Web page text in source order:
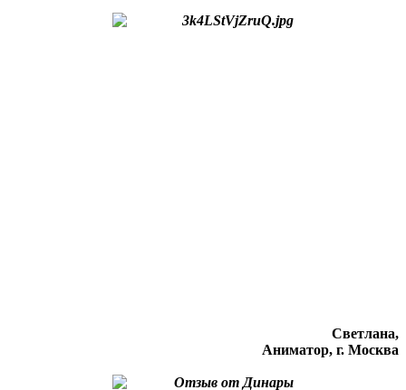
Светлана,
Аниматор, г. Москва